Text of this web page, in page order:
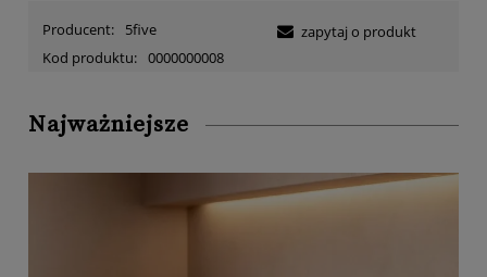
Producent:
5five
Kod produktu: 0000000008
zapytaj o produkt
Najważniejsze